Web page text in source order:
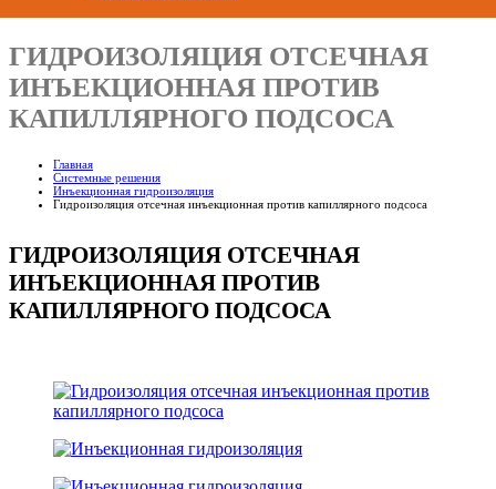
ГИДРОИЗОЛЯЦИЯ ОТСЕЧНАЯ
ИНЪЕКЦИОННАЯ ПРОТИВ
КАПИЛЛЯРНОГО ПОДСОСА
Главная
Системные решения
Инъекционная гидроизоляция
Гидроизоляция отсечная инъекционная против капиллярного подсоса
ГИДРОИЗОЛЯЦИЯ ОТСЕЧНАЯ
ИНЪЕКЦИОННАЯ ПРОТИВ
КАПИЛЛЯРНОГО ПОДСОСА